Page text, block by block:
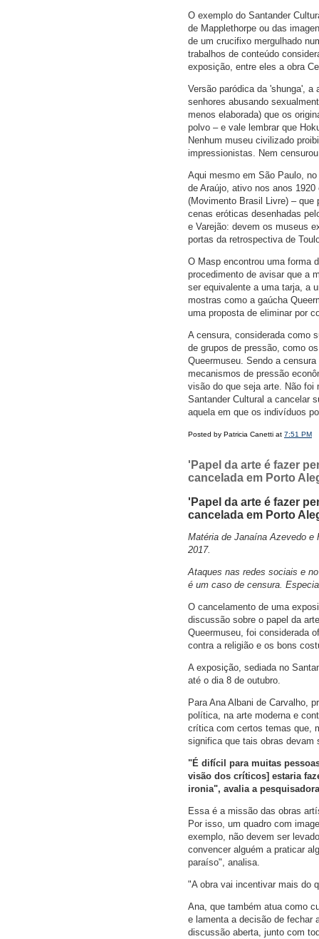
O exemplo do Santander
de Mapplethorpe ou das
de um crucifixo mergulhado
trabalhos de conteúdo
exposição, entre eles a obra
Versão paródica da 'shunga',
senhores abusando
menos elaborada) que os
polvo – e vale lembrar que
Nenhum museu civilizado
impressionistas. Nem
Aqui mesmo em São Paulo,
de Araújo, ativo nos anos
(Movimento Brasil Livre) – que
cenas eróticas desenhadas
e Varejão: devem os museus
portas da retrospectiva de
O Masp encontrou uma forma
procedimento de avisar que a
ser equivalente a uma tarja, a
mostras como a gaúcha
uma proposta de eliminar por
A censura, considerada como
de grupos de pressão, como
Queermuseu. Sendo a
mecanismos de pressão
visão do que seja arte. Não foi
Santander Cultural a cancelar
aquela em que os indivíduos
Posted by Patricia Canetti at 7:51 PM
'Papel da arte é fazer
cancelada em Porto
'Papel da arte é fazer
cancelada em Porto
Matéria de Janaína Azevedo
2017.
Ataques nas redes sociais e
é um caso de censura.
O cancelamento de uma
discussão sobre o papel da
Queermuseu, foi considerada
contra a religião e os bons
A exposição, sediada no
até o dia 8 de outubro.
Para Ana Albani de Carvalho,
política, na arte moderna e
crítica com certos temas que,
significa que tais obras devam
"É difícil para muitas
visão dos críticos] estaria
ironia", avalia a
Essa é a missão das obras
Por isso, um quadro com
exemplo, não devem ser
convencer alguém a praticar
paraíso", analisa.
"A obra vai incentivar mais do
Ana, que também atua como
e lamenta a decisão de fechar
discussão aberta, junto com